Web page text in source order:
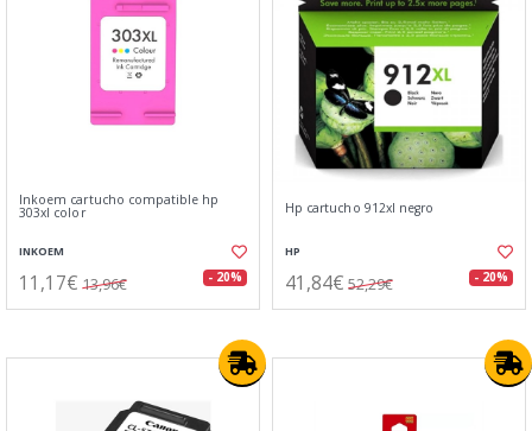
Inkoem cartucho compatible hp
303xl color
INKOEM
11,17€ 13,96€ - 20%
Hp cartucho 912xl negro
HP
41,84€ 52,29€ - 20%